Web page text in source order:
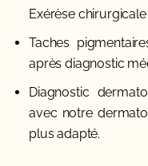
Exérèse
Taches
après diagnostic
Diagnostic
avec notre
plus adapté.